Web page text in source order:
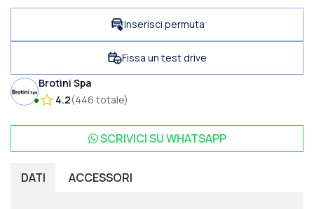
Inserisci permuta
Fissa un test drive
Brotini Spa
4.2(446 totale)
SCRIVICI SUWHATSAPP
DATI ACCESSORI